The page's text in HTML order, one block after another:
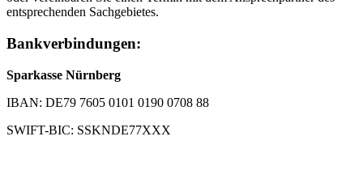
entsprechenden Sachgebietes.
Bankverbindungen:
Sparkasse Nürnberg
IBAN: DE79 7605 0101 0190 0708 88
SWIFT-BIC: SSKNDE77XXX